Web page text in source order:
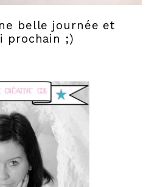
belle journée et
prochain ;)